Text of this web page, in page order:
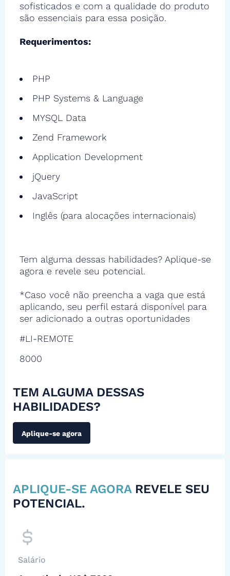
sofisticados e com a qualidade do produto
são essenciais para essa posição.
Requerimentos:
PHP
PHP Systems & Language
MYSQL Data
Zend Framework
Application Development
jQuery
JavaScript
Inglês (para alocações internacionais)
Tem alguma dessas habilidades? Aplique-se
agora e revele seu potencial.
*Caso você não preencha a vaga que está
aplicando, seu perfil estará disponível para
ser adicionado a outras oportunidades
#LI-REMOTE
8000
TEM ALGUMA DESSAS
HABILIDADES?
Aplique-se agora
APLIQUE-SE AGORA REVELE SEU
POTENCIAL.
Salário